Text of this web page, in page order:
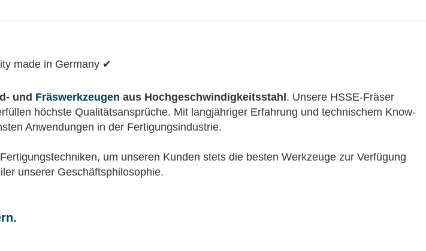
made in Germany ✔
und Fräswerkzeugen aus Hochgeschwindigkeitsstahl . Unsere HSSE-Fräser
höchste Qualitätsansprüche. Mit langjähriger Erfahrung und technischem Know-
Anwendungen in der Fertigungsindustrie.
um unseren Kunden stets die besten Werkzeuge zur Verfügung
unserer Geschäftsphilosophie.